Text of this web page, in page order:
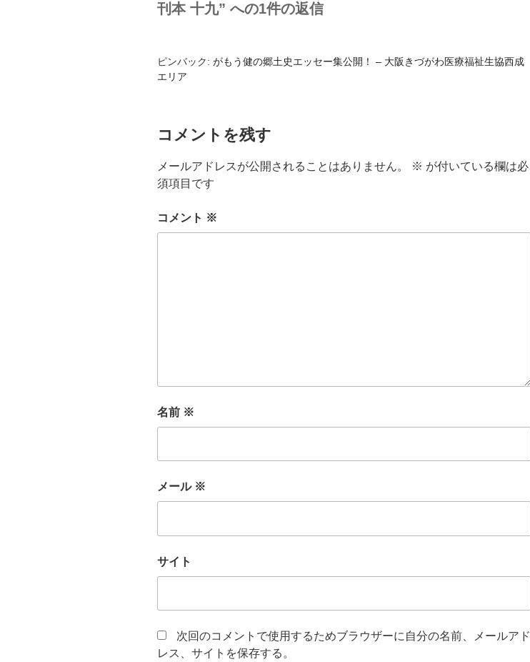
刊本 十九” への1件の返信
ピンバック: がもう健の郷土史エッセー集公開！ – 大阪きづがわ医療福祉生協西成
エリア
コメントを残す
メールアドレスが公開されることはありません。 ※ が付いている欄は必
須項目です
コメント ※
名前 ※
メール ※
サイト
次回のコメントで使用するためブラウザーに自分の名前、メールアド
レス、サイトを保存する。